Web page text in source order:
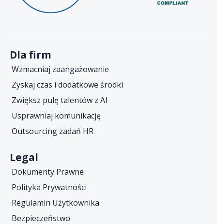
Dla firm
Wzmacniaj zaangażowanie
Zyskaj czas i dodatkowe środki
Zwiększ pulę talentów z AI
Usprawniaj komunikację
Outsourcing zadań HR
Legal
Dokumenty Prawne
Polityka Prywatności
Regulamin Użytkownika
Bezpieczeństwo